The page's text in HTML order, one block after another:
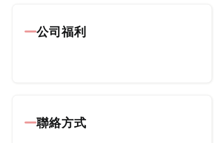
公司福利
聯絡方式